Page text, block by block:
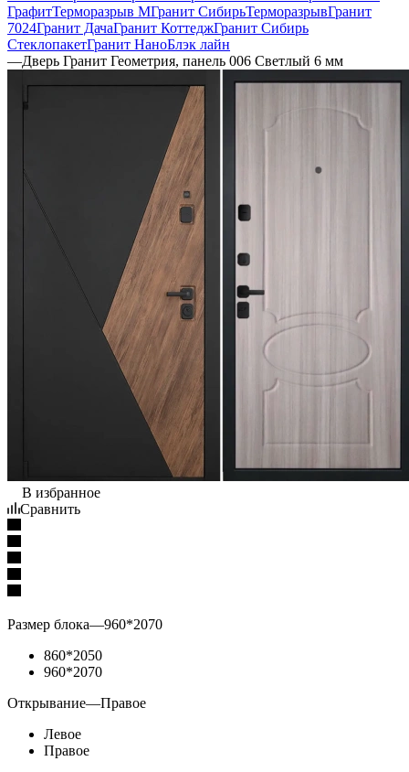
ГрафитТерморазрыв МГранит СибирьТерморазрывГранит
7024Гранит ДачаГранит КоттеджГранит Сибирь
СтеклопакетГранит НаноБлэк лайн
—Дверь Гранит Геометрия, панель 006 Светлый 6 мм
В избранное
Сравнить
Размер блока—960*2070
860*2050
960*2070
Открывание—Правое
Левое
Правое